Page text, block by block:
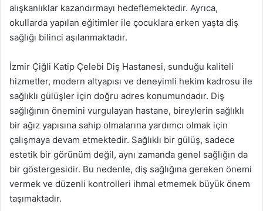
alışkanlıklar kazandırmayı hedeflemektedir. Ayrıca,
okullarda yapılan eğitimler ile çocuklara erken yaşta diş
sağlığı bilinci aşılanmaktadır.
İzmir Çiğli Katip Çelebi Diş Hastanesi, sunduğu kaliteli
hizmetler, modern altyapısı ve deneyimli hekim kadrosu ile
sağlıklı gülüşler için doğru adres konumundadır. Diş
sağlığının önemini vurgulayan hastane, bireylerin sağlıklı
bir ağız yapısına sahip olmalarına yardımcı olmak için
çalışmaya devam etmektedir. Sağlıklı bir gülüş, sadece
estetik bir görünüm değil, aynı zamanda genel sağlığın da
bir göstergesidir. Bu nedenle, diş sağlığına gereken önemi
vermek ve düzenli kontrolleri ihmal etmemek büyük önem
taşımaktadır.